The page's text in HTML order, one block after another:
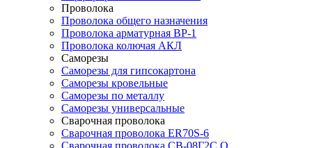
Проволока
Проволока общего назначения
Проволока арматурная ВР-1
Проволока колючая АКЛ
Саморезы
Саморезы для гипсокартона
Саморезы кровельные
Саморезы по металлу
Саморезы универсальные
Сварочная проволока
Сварочная проволока ER70S-6
Сварочная проволока СВ-08Г2С О